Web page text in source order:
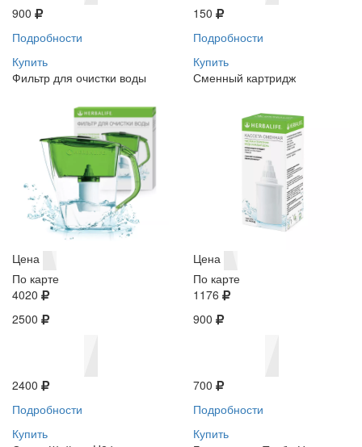
900
Подробности
Купить
150
Подробности
Купить
Фильтр для очистки воды
Цена
По карте
4020
2500
2400
Подробности
Купить
Сменный картридж
Цена
По карте
1176
900
700
Подробности
Купить